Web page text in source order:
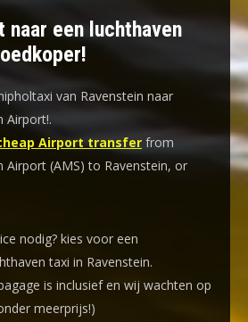
naar een luchthaven
van Ravenstein naar
Airport!.
Airport transfer from
Airport (AMS) to Ravenstein, or
nodig? kies voor een
taxi in Ravenstein.
is inclusief en wij wachten op
meerprijs!)